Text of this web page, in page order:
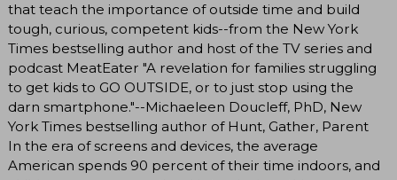
that teach the importance of outside time and build
tough, curious, competent kids--from the New York
Times bestselling author and host of the TV series and
podcast MeatEater "A revelation for families struggling
to get kids to GO OUTSIDE, or to just stop using the
darn smartphone."--Michaeleen Doucleff, PhD, New
York Times bestselling author of Hunt, Gather, Parent
In the era of screens and devices, the average
American spends 90 percent of their time indoors, and